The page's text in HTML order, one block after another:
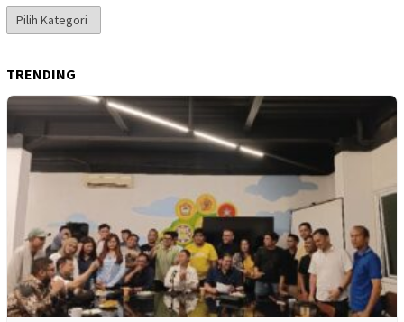
Kategori
Berita
TRENDING